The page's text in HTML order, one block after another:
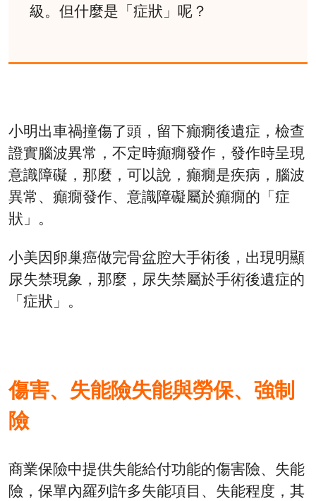
級。但什麼是「症狀」呢？
小明出車禍撞傷了頭，留下癲癇後遺症，檢查
證實腦波異常，不定時癲癇發作，發作時呈現
意識障礙，那麼，可以說，癲癇是疾病，腦波
異常、癲癇發作、意識障礙屬於癲癇的「症
狀」。
小美因卵巢癌做完骨盆腔大手術後，出現明顯
尿失禁現象，那麼，尿失禁屬於手術後遺症的
「症狀」。
傷害、失能險失能與勞保、強制
險
商業保險中提供失能給付功能的傷害險、失能
險，保單內羅列許多失能項目、失能程度，其